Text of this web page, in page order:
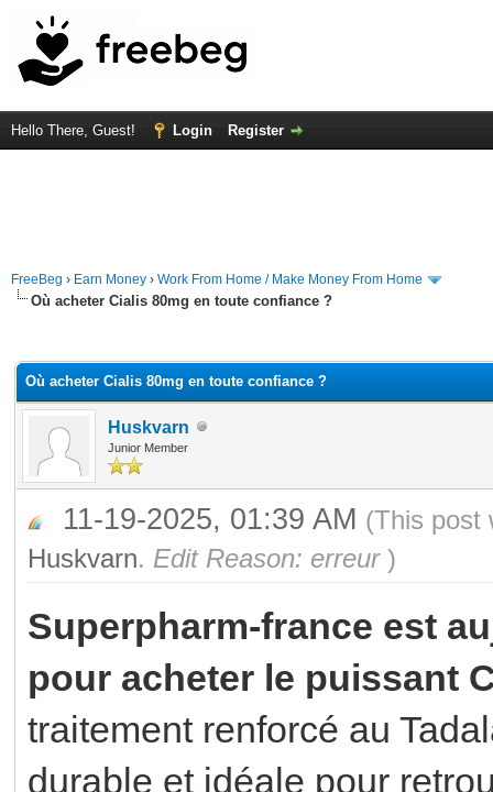
Hello There, Guest! Login Register
FreeBeg › Earn Money › Work From Home / Make Money From Home
Où acheter Cialis 80mg en toute confiance ?
Où acheter Cialis 80mg en toute confiance ?
Huskvarn
Junior Member
11-19-2025, 01:39 AM (This post
Huskvarn. Edit Reason: erreur )
Superpharm-france est
pour acheter le puissant
traitement renforcé au
durable et idéale pour